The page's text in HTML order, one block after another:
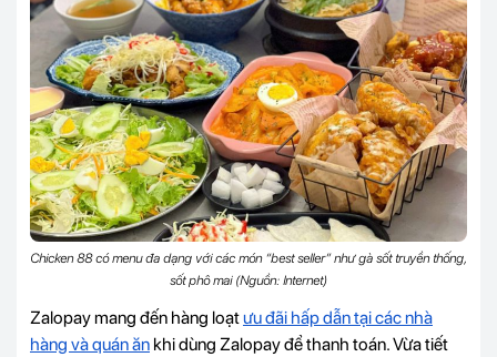
Chicken 88 có menu đa dạng với các món “best seller” như gà sốt truyền thống,
sốt phô mai (Nguồn: Internet)
Zalopay mang đến hàng loạtưu đãi hấp dẫn tại các nhà
hàng và quán ăn khi dùng Zalopay để thanh toán. Vừa tiết